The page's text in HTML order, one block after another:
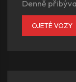
Denně
OJETÉ VOZY